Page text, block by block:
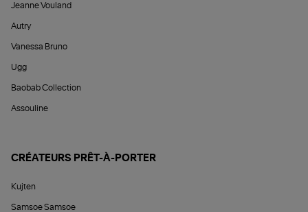
Jeanne Vouland
Autry
Vanessa Bruno
Ugg
Baobab Collection
Assouline
CRÉATEURS PRÊT-À-PORTER
Kujten
Samsoe Samsoe